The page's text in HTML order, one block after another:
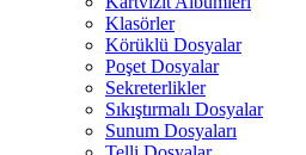
Klasörler
Körüklü Dosyalar
Poşet Dosyalar
Sekreterlikler
Sıkıştırmalı Dosyalar
Sunum Dosyaları